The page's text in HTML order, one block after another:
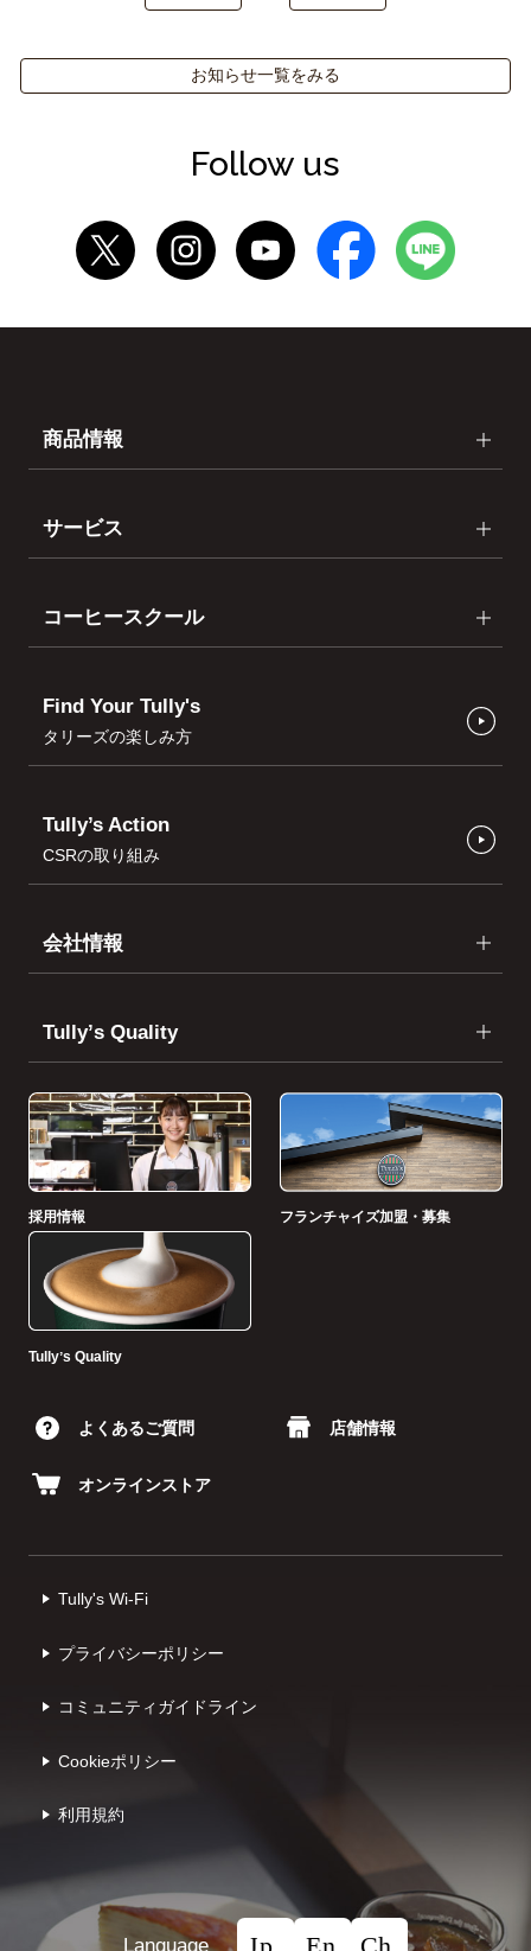
お知らせ一覧をみる
Follow us
商品情報
サービス
コーヒースクール
Find Your Tully's
タリーズの楽しみ方
Tully’s Action
CSRの取り組み
会社情報
Tullyʼs Quality
採用情報 フランチャイズ加盟・募集
Tullyʼs Quality
よくあるご質問 店舗情報
オンラインストア
Tully's Wi-Fi
プライバシーポリシー
コミュニティガイドライン
Cookieポリシー
利⽤規約
Language